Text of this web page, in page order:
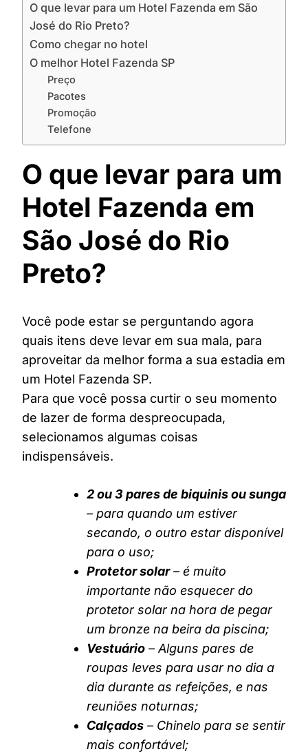
O que levar para um Hotel Fazenda em São
José do Rio Preto?
Como chegar no hotel
O melhor Hotel Fazenda SP
Preço
Pacotes
Promoção
Telefone
O que levar para um
Hotel Fazenda em
São José do Rio
Preto?
Você pode estar se perguntando agora
quais itens deve levar em sua mala, para
aproveitar da melhor forma a sua estadia em
um Hotel Fazenda SP.
Para que você possa curtir o seu momento
de lazer de forma despreocupada,
selecionamos algumas coisas
indispensáveis.
2 ou 3 pares de biquinis ou sunga
– para quando um estiver
secando, o outro estar disponível
para o uso;
Protetor solar– é muito
importante não esquecer do
protetor solar na hora de pegar
um bronze na beira da piscina;
Vestuário – Alguns pares de
roupas leves para usar no dia a
dia durante as refeições, e nas
reuniões noturnas;
Calçados – Chinelo para se sentir
mais confortável;